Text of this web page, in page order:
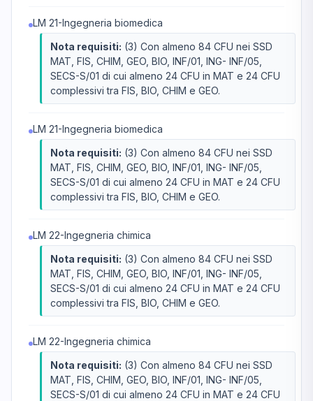
LM 21-Ingegneria biomedica
Nota requisiti: (3) Con almeno 84 CFU nei SSD
MAT, FIS, CHIM, GEO, BIO, INF/01, ING- INF/05,
SECS-S/01 di cui almeno 24 CFU in MAT e 24 CFU
complessivi tra FIS, BIO, CHIM e GEO.
LM 21-Ingegneria biomedica
Nota requisiti: (3) Con almeno 84 CFU nei SSD
MAT, FIS, CHIM, GEO, BIO, INF/01, ING- INF/05,
SECS-S/01 di cui almeno 24 CFU in MAT e 24 CFU
complessivi tra FIS, BIO, CHIM e GEO.
LM 22-Ingegneria chimica
Nota requisiti: (3) Con almeno 84 CFU nei SSD
MAT, FIS, CHIM, GEO, BIO, INF/01, ING- INF/05,
SECS-S/01 di cui almeno 24 CFU in MAT e 24 CFU
complessivi tra FIS, BIO, CHIM e GEO.
LM 22-Ingegneria chimica
Nota requisiti: (3) Con almeno 84 CFU nei SSD
MAT, FIS, CHIM, GEO, BIO, INF/01, ING- INF/05,
SECS-S/01 di cui almeno 24 CFU in MAT e 24 CFU